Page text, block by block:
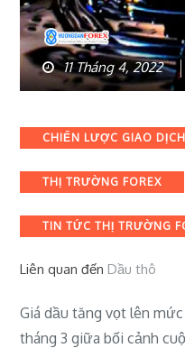
11 Tháng 4, 2022
Categories
CHIẾN LƯỢC GIAO
THỊ TRƯỜNG FOREX
TIN TỨC THỊ TRƯỜNG
Liên quan đếnDầu thô
Giá dầu tăng vọt lên
tháng 3 giữa bối cảnh